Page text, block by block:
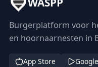
Burgerplatform voor
en hoornaarnesten in
App Store